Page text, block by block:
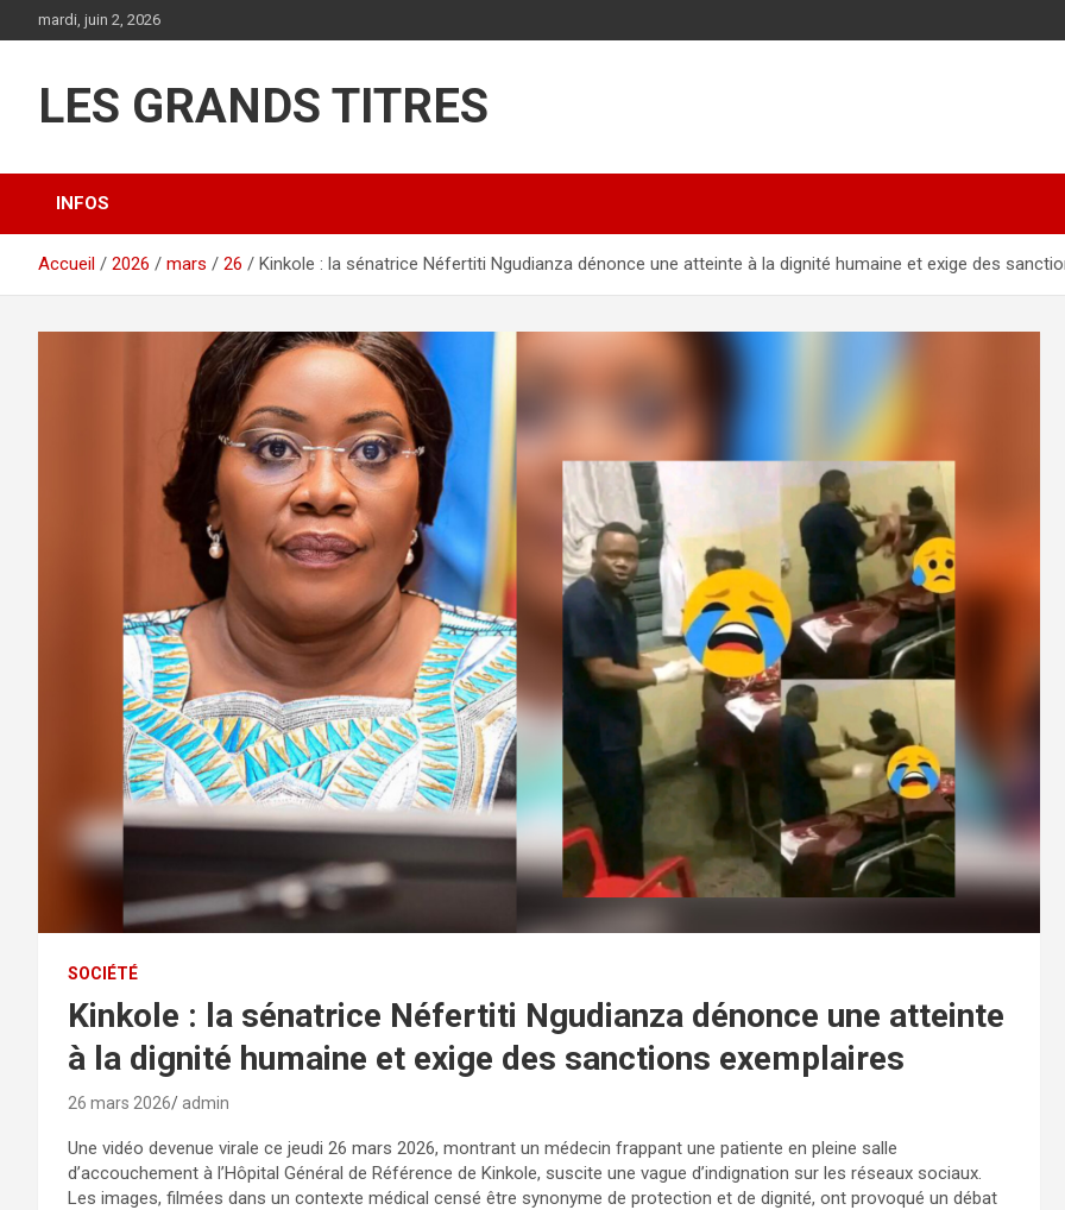
au
mardi, juin 2, 2026
LES GRANDS TITRES
INFOS
Accueil 2026 mars 26 Kinkole : la sénatrice Néfertiti Ngudianza dénonce une atteinte à la dignité humaine et exige des
SOCIÉTÉ
Kinkole : la sénatrice Néfertiti Ngudianza dénonce une atteinte
à la dignité humaine et exige des sanctions exemplaires
26 mars 2026 admin
Une vidéo devenue virale ce jeudi 26 mars 2026, montrant un médecin frappant une patiente en pleine salle
d’accouchement à l’Hôpital Général de Référence de Kinkole, suscite une vague d’indignation sur les réseaux sociaux.
Les images, filmées dans un contexte médical censé être synonyme de protection et de dignité, ont provoqué un débat